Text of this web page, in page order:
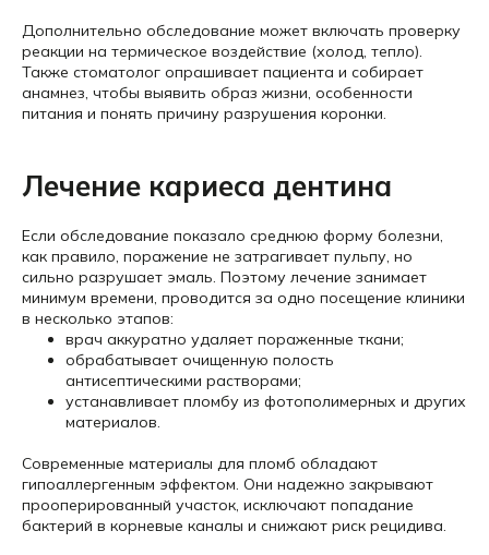
Дополнительно обследование может включать проверку
реакции на термическое воздействие (холод, тепло).
Также стоматолог опрашивает пациента и собирает
анамнез, чтобы выявить образ жизни, особенности
питания и понять причину разрушения коронки.
Лечение кариеса дентина
Если обследование показало среднюю форму болезни,
как правило, поражение не затрагивает пульпу, но
сильно разрушает эмаль. Поэтому лечение занимает
минимум времени, проводится за одно посещение клиники
в несколько этапов:
врач аккуратно удаляет пораженные ткани;
обрабатывает очищенную полость
антисептическими растворами;
устанавливает пломбу из фотополимерных и других
материалов.
Современные материалы для пломб обладают
гипоаллергенным эффектом. Они надежно закрывают
прооперированный участок, исключают попадание
бактерий в корневые каналы и снижают риск рецидива.